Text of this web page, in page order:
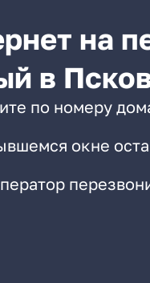
на
в
по номеру
окне